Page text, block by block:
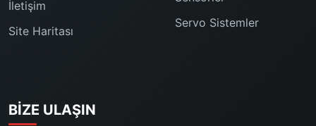
İletişim
Site Haritası
Servo Sistemler
BIZE ULAŞIN